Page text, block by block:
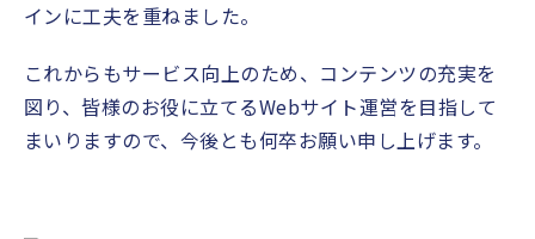
インに工夫を重ねました。
これからもサービス向上のため、コンテンツの充実を
図り、皆様のお役に立てるWebサイト運営を目指して
まいりますので、今後とも何卒お願い申し上げます。